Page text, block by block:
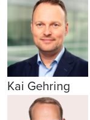
Kai Gehring